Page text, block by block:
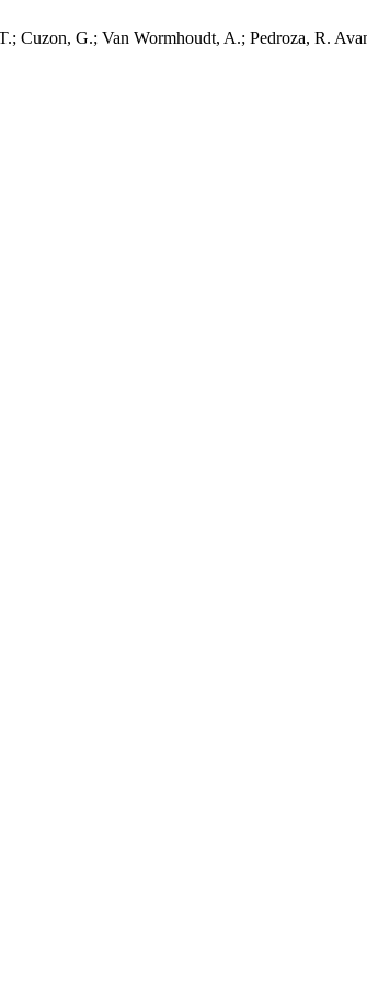
Cuzon, G.; Van Wormhoudt, A.; Pedroza, R.